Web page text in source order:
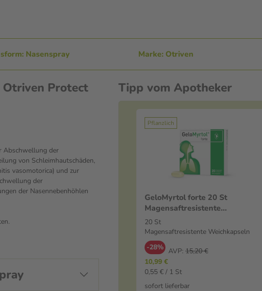
Nasenspray Marke: Otriven
Protect
Abschwellung der
von Schleimhautschäden,
vasomotorica) und zur
der
der Nasennebenhöhlen
Tipp vom Apotheker
Pflanzlich
GeloMyrtol forte 20 St
Magensaftresistente
Weichkapseln
20 St
Magensaftresistente Weichkapseln
-28% AVP: 15,20 €
10,99 €
0,55 € / 1 St
sofort lieferbar